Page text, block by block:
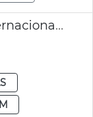
València conmemora Día Internacional contra LGTBIfobia deporte